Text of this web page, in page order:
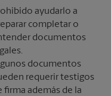
ayudarlo a
completar o
documentos
documentos
requerir testigos
firma además de la